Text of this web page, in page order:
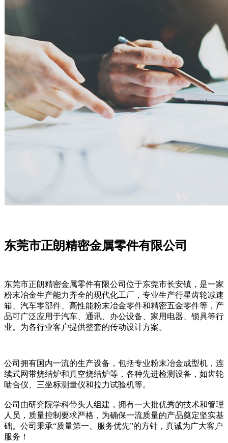
东莞市正朗精密金属零件有限公司
东莞市正朗精密金属零件有限公司位于东莞市长安镇，是一家
粉末冶金生产能力齐全的现代化工厂，专业生产行星齿轮减速
箱、汽车零部件、高性能粉末冶金零件和精密五金零件等，产
品可广泛应用于汽车、通讯、办公设备、家用电器、锁具等行
业。为各行业客户提供整套的传动设计方案。
公司拥有国内一流的生产设备，包括专业粉末冶金成型机，连
续式网带烧结炉和真空烧结炉等，各种先进检测设备，如齿轮
啮合仪、三坐标测量仪和拉力试验机等。
公司由研究院学科带头人组建，拥有一大批优秀的技术和管理
人员，质量控制要求严格，为确保一流质量的产品奠定坚实基
础。公司秉承“质量第一、服务优先”的方针，真诚为广大客户
服务！